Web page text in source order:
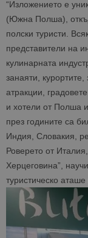
“Изложението е
(Южна Полша),
полски туристи.
представители на
кулинарната
занаяти, курортите,
атракции,
и хотели от Полша
през годините са
Индия, Словакия,
Роверето от
Херцеговина”,
туристическо